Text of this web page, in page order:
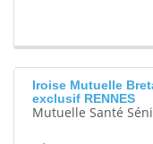
Iroise Mutuelle
exclusif RENNES
Mutuelle Santé